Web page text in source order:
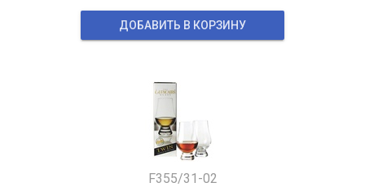
ДОБАВИТЬ В КОРЗИНУ
F355/31-02